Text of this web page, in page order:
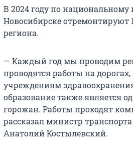
В 2024 году по национальному
Новосибирске отремонтируют
региона.
— Каждый год мы проводим
проводятся работы на
учреждениям
образование также является
горожан. Работы проходят
рассказал министр
Анатолий Костылевский.